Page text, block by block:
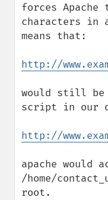
forces
characters in
means that:
http://
would still be
script in our
http://
apache
/home/
root.